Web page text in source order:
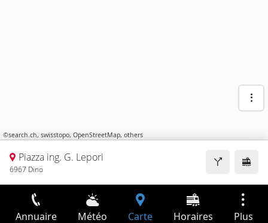
©search.ch, swisstopo, OpenStreetMap, others
Piazza ing. G. Lepori
6967 Dino
Annuaire Météo Carte Horaires Plus